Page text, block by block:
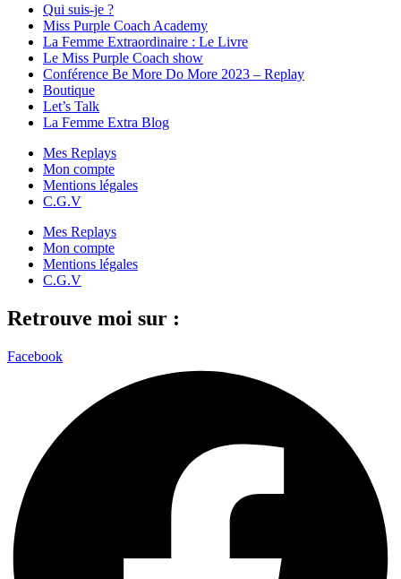
Qui suis-je ?
Miss Purple Coach Academy
La Femme Extraordinaire : Le Livre
Le Miss Purple Coach show
Conférence Be More Do More 2023 – Replay
Boutique
Let’s Talk
La Femme Extra Blog
Mes Replays
Mon compte
Mentions légales
C.G.V
Mes Replays
Mon compte
Mentions légales
C.G.V
Retrouve moi sur :
Facebook